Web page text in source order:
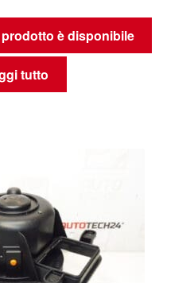
è disponibile
tutto